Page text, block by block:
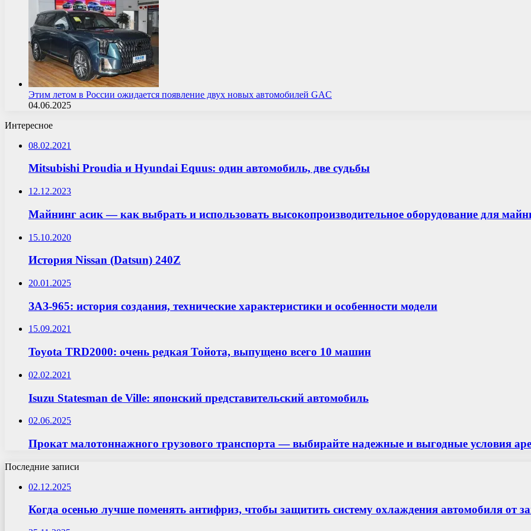
Этим летом в России ожидается появление двух новых автомобилей GAC
04.06.2025
Интересное
08.02.2021
Mitsubishi Proudia и Hyundai Equus: один автомобиль, две судьбы
12.12.2023
Майнинг асик — как выбрать и использовать высокопроизводительное оборудование для
15.10.2020
История Nissan (Datsun) 240Z
20.01.2025
ЗАЗ-965: история создания, технические характеристики и особенности модели
15.09.2021
Toyota TRD2000: очень редкая Тойота, выпущено всего 10 машин
02.02.2021
Isuzu Statesman de Ville: японский представительский автомобиль
02.06.2025
Прокат малотоннажного грузового транспорта — выбирайте надежные и выгодные условия
Последние записи
02.12.2025
Когда осенью лучше поменять антифриз, чтобы защитить систему охлаждения автомобиля от